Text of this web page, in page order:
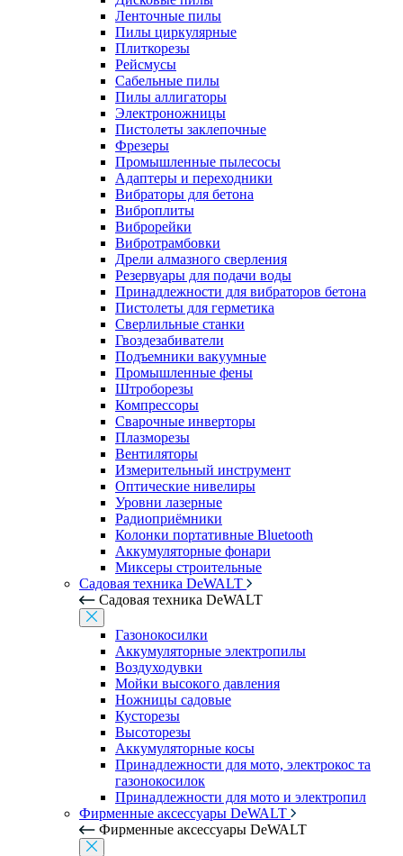
Ленточные пилы
Пилы циркулярные
Плиткорезы
Рейсмусы
Сабельные пилы
Пилы аллигаторы
Электроножницы
Пистолеты заклепочные
Фрезеры
Промышленные пылесосы
Адаптеры и переходники
Вибраторы для бетона
Виброплиты
Виброрейки
Вибротрамбовки
Дрели алмазного сверления
Резервуары для подачи воды
Принадлежности для вибраторов бетона
Пистолеты для герметика
Сверлильные станки
Гвоздезабиватели
Подъемники вакуумные
Промышленные фены
Штроборезы
Компрессоры
Сварочные инверторы
Плазморезы
Вентиляторы
Измерительный инструмент
Оптические нивелиры
Уровни лазерные
Радиоприёмники
Колонки портативные Bluetooth
Аккумуляторные фонари
Миксеры строительные
Садовая техника DeWALT
Садовая техника DeWALT
Газонокосилки
Аккумуляторные электропилы
Воздуходувки
Мойки высокого давления
Ножницы садовые
Кусторезы
Высоторезы
Аккумуляторные косы
Принадлежности для мото, электрокос та
газонокосилок
Принадлежности для мото и электропил
Фирменные аксессуары DeWALT
Фирменные аксессуары DeWALT